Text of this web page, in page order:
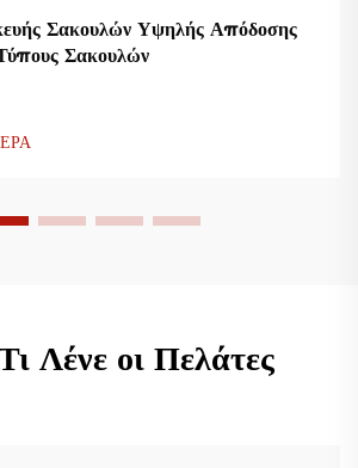
Σακουλών Υψηλής Απόδοσης
Σακουλών
Λένε οι Πελάτες